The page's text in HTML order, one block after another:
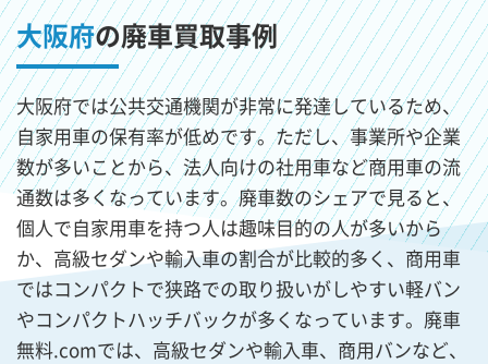
大阪府の廃車買取事例
大阪府では公共交通機関が非常に発達しているため、
自家用車の保有率が低めです。ただし、事業所や企業
数が多いことから、法人向けの社用車など商用車の流
通数は多くなっています。廃車数のシェアで見ると、
個人で自家用車を持つ人は趣味目的の人が多いから
か、高級セダンや輸入車の割合が比較的多く、商用車
ではコンパクトで狭路での取り扱いがしやすい軽バン
やコンパクトハッチバックが多くなっています。廃車
無料.comでは、高級セダンや輸入車、商用バンなど、